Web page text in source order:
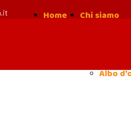
Home
Chi siamo
Albo